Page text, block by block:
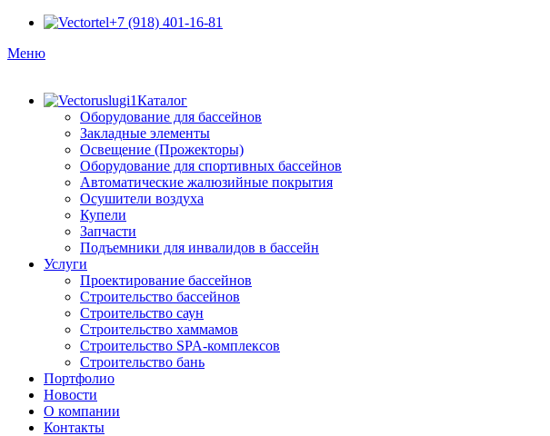
+7 (918) 401-16-81
Меню
Каталог
Оборудование для бассейнов
Закладные элементы
Освещение (Прожекторы)
Оборудование для спортивных бассейнов
Автоматические жалюзийные покрытия
Осушители воздуха
Купели
Запчасти
Подъемники для инвалидов в бассейн
Услуги
Проектирование бассейнов
Строительство бассейнов
Строительство саун
Строительство хаммамов
Строительство SPA-комплексов
Строительство бань
Портфолио
Новости
O компании
Контакты